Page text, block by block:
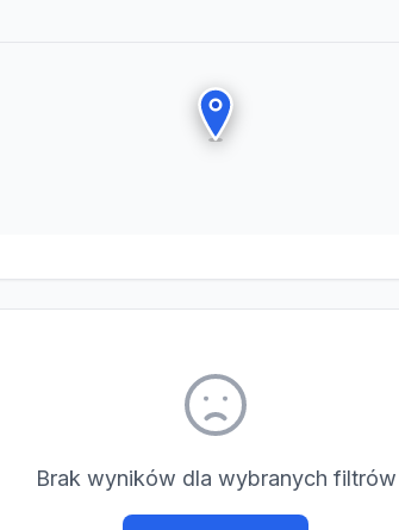
Brak wyników dla wybranych filtrów